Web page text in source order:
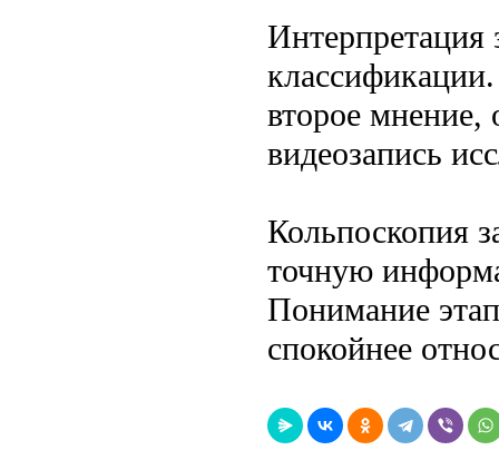
Интерпретация
второе мнение,
видеозапись
Кольпоскопия
точную
Понимание
спокойнее